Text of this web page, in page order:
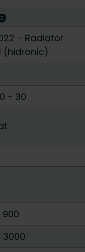
- Radiator
(hidronic)
- 30
900
3000